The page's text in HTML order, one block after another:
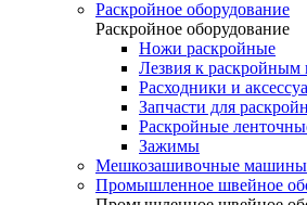
Раскройное оборудование
Раскройное оборудование
Ножи раскройные
Лезвия к
Расходники и
Запчасти для
Раскройные
Зажимы
Мешкозашивочные машины
Промышленное швейное